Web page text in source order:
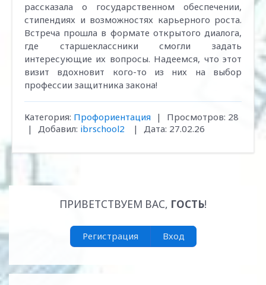
рассказала о государственном обеспечении,
стипендиях и возможностях карьерного роста.
Встреча прошла в формате открытого диалога,
где старшеклассники смогли задать
интересующие их вопросы. Надеемся, что этот
визит вдохновит кого-то из них на выбор
профессии защитника закона!
Категория: Профориентация | Просмотров: 28
|
Добавил: ibrschool2 | Дата: 27.02.26
ПРИВЕТСТВУЕМ ВАС, ГОСТЬ!
Регистрация Вход